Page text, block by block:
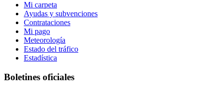
Mi carpeta
Ayudas y subvenciones
Contrataciones
Mi pago
Meteorología
Estado del tráfico
Estadística
Boletines oficiales